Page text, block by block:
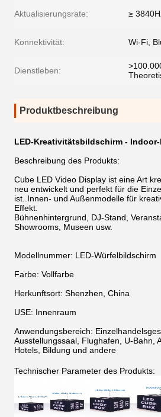
Aktualisierungsrate: ≥
Konnektivität: Wi-Fi,
Dienstleben:
Produktbeschreibung
LED-Kreativitätsbildschirm -
Beschreibung des Produkts:
Cube LED Video Display ist eine Art
neu entwickelt und perfekt für die
ist..Innen- und Außenmodelle für
Effekt.
Bühnenhintergrund, DJ-Stand,
Showrooms, Museen usw.
Modellnummer: LED-Würfelbildschirm
Farbe: Vollfarbe
Herkunftsort: Shenzhen, China
USE: Innenraum
Anwendungsbereich:
Ausstellungssaal, Flughafen, U-Bahn,
Hotels, Bildung und andere
Technischer Parameter des Produkts: